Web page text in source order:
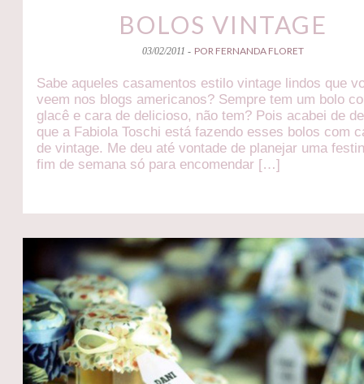
BOLOS VINTAGE
03/02/2011 - POR FERNANDA FLORET
Sabe aqueles casamentos estilo vintage lindos que
veem nos blogs americanos? Sempre tem um bolo
glacê e cara de delicioso, não tem? Pois acabei de
que a Fabiola Toschi está fazendo esses bolos com
de vintage. Me deu até vontade de planejar uma
fim de semana só para encomendar […]